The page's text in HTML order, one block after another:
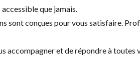
que jamais.
sont conçues pour vous satisfaire.
accompagner et de répondre à toutes